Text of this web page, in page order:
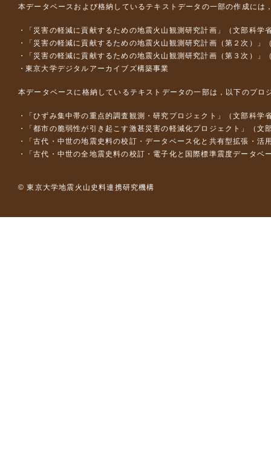
本データベースおよび格納しているテキストデータの一部の作成には
「災害の軽減に貢献するための地震火山観測研究計画」（文部科学
「災害の軽減に貢献するための地震火山観測研究計画（第２次）」
「災害の軽減に貢献するための地震火山観測研究計画（第３次）」
東京大学デジタルアーカイブズ構築事業
本データベースに格納しているテキストデータの一部は，以下のプロ
「ひずみ集中帯の重点的調査観測・研究プロジェクト」（文部科
「都市の脆弱性が引き起こす激甚災害の軽減化プロジェクト」（
「古代・中世の地震史料の校訂・データベース化と共有型拡張・
「古代・中世の全地震史料の校訂・電子化と国際標準震度データ
© 東京大学地震火山史料連携研究機構